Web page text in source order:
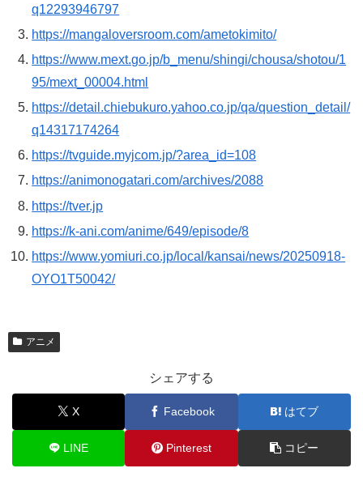
q12293946797
https://mangaloversroom.com/ametokimito/
https://www.mext.go.jp/b_menu/shingi/chousa/shotou/1
95/mext_00004.html
https://detail.chiebukuro.yahoo.co.jp/qa/question_detail/
q14317174264
https://tvguide.myjcom.jp/?area_id=108
https://animonogatari.com/archives/2088
https://tver.jp
https://k-ani.com/anime/649/episode/8
https://www.yomiuri.co.jp/local/kansai/news/20250918-
OYO1T50042/
アニメ
シェアする
X Facebook はてブ
LINE Pinterest コピー